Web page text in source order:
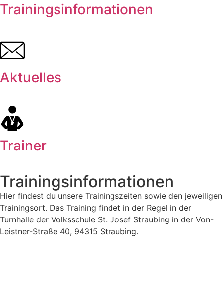
Trainingsinformationen
Aktuelles
Trainer
Trainingsinformationen
Hier findest du unsere Trainingszeiten sowie den jeweiligen
Trainingsort. Das Training findet in der Regel in der
Turnhalle der Volksschule St. Josef Straubing in der Von-
Leistner-Straße 40, 94315 Straubing.